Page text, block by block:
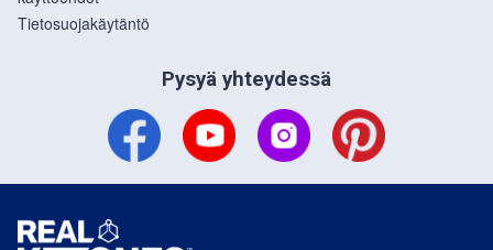
Tietosuojakäytäntö
Pysyä yhteydessä